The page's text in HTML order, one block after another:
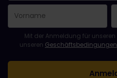
Das Feld „E-Mail-Adresse“ ist
Diese E-Mail-Adresse ist
Beim Abonnieren des
Du hast diesen Newsletter
Bitte stimme den Allgemeinen
Mit der Anmeldung für
unseren Geschäftsbedingungen